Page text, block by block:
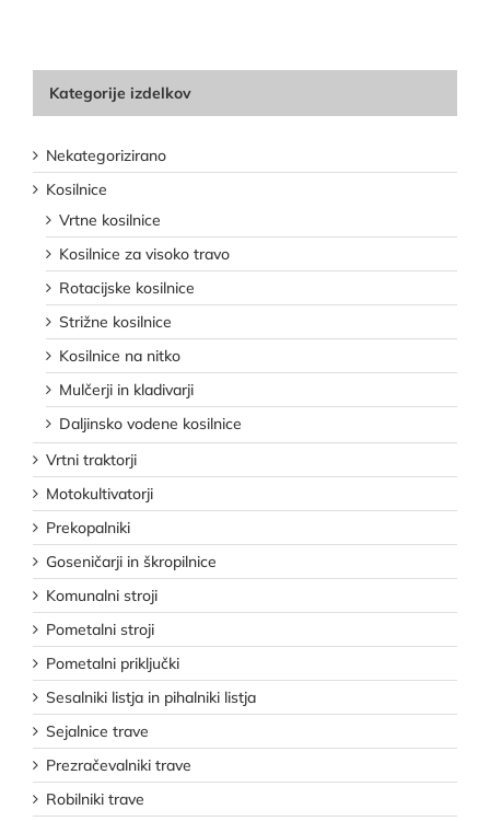
Kategorije izdelkov
Nekategorizirano
Kosilnice
Vrtne kosilnice
Kosilnice za visoko travo
Rotacijske kosilnice
Strižne kosilnice
Kosilnice na nitko
Mulčerji in kladivarji
Daljinsko vodene kosilnice
Vrtni traktorji
Motokultivatorji
Prekopalniki
Goseničarji in škropilnice
Komunalni stroji
Pometalni stroji
Pometalni priključki
Sesalniki listja in pihalniki listja
Sejalnice trave
Prezračevalniki trave
Robilniki trave